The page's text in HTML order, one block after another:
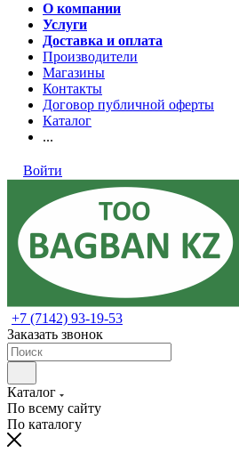
О компании
Услуги
Доставка и оплата
Производители
Магазины
Контакты
Договор публичной оферты
Каталог
...
Войти
+7 (7142) 93-19-53
Заказать звонок
Каталог
По всему сайту
По каталогу